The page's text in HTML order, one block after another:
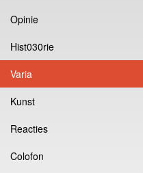
Opinie
Hist030rie
Varia
Kunst
Reacties
Colofon